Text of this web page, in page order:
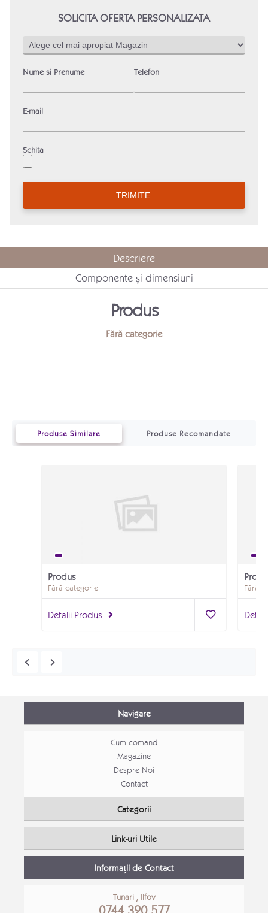
SOLICITA OFERTA PERSONALIZATA
Nume si Prenume Telefon
E-mail
Schita
Descriere
Componente și dimensiuni
Produs
Fără categorie
Produse Similare Produse Recomandate
Produs
Fără categorie
Detalii Produs
Fără
Mobila bucatarie moderna
Navigare
Cum comand
Magazine
Despre Noi
Contact
Categorii
Link-uri Utile
Informații de Contact
Tunari , Ilfov
0744 320 577